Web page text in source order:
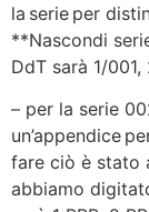
la serie per
**Nascondi
DdT sarà 1/
– per la serie
un’appendice
fare ciò è stato
abbiamo